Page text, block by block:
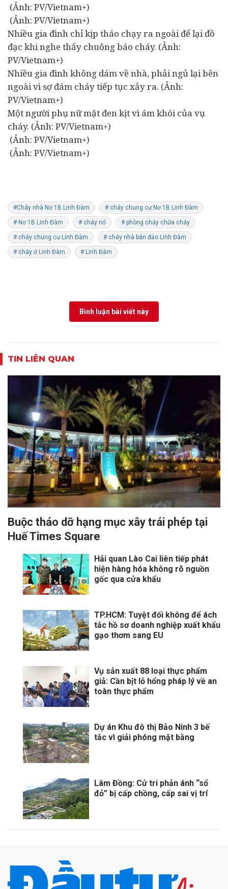
(Ảnh: PV/Vietnam+)
(Ảnh: PV/Vietnam+)
Nhiều gia đình chỉ kịp tháo chạy ra ngoài để lại đồ
đạc khi nghe thấy chuông báo cháy. (Ảnh:
PV/Vietnam+)
Nhiều gia đình không dám về nhà, phải ngủ lại bên
ngoài vì sợ đám cháy tiếp tục xảy ra. (Ảnh:
PV/Vietnam+)
Một người phụ nữ mặt đen kịt vì ám khói của vụ
cháy. (Ảnh: PV/Vietnam+)
(Ảnh: PV/Vietnam+)
(Ảnh: PV/Vietnam+)
#Cháy nhà Nơ 1B Linh Đàm # cháy chung cư Nơ 1B Linh Đàm
# Nơ 1B Linh Đàm # cháy nổ # phòng cháy chữa cháy
# cháy chung cư Linh Đàm # cháy nhà bán đảo Linh Đàm
# cháy ở Linh Đàm # Linh Đàm
Bình luận bài viết này
TIN LIÊN QUAN
Buộc tháo dỡ hạng mục xây trái phép tại
Huế Times Square
Hải quan Lào Cai liên tiếp phát
hiện hàng hóa không rõ nguồn
gốc qua cửa khẩu
TP.HCM: Tuyệt đối không để ách
tắc hồ sơ doanh nghiệp xuất khẩu
gạo thơm sang EU
Vụ sản xuất 88 loại thực phẩm
giả: Cần bịt lỗ hổng pháp lý về an
toàn thực phẩm
Dự án Khu đô thị Bảo Ninh 3 bế
tắc vì giải phóng mặt bằng
Lâm Đồng: Cử tri phản ánh “sổ
đỏ” bị cấp chồng, cấp sai vị trí